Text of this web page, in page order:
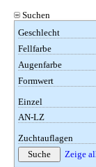
Suchen
Geschlecht
Fellfarbe
Augenfarbe
Formwert
Einzel
AN-LZ
Zuchtauflagen
Zeige